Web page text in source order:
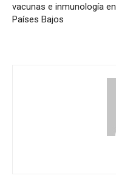
vacunas e inmunología en
Países Bajos